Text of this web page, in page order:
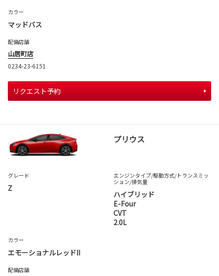
カラー
マッドバス
配備店舗
山居町店
0234-23-6151
リクエスト予約
プリウス
グレード
Z
エンジンタイプ/駆動方式/トランスミッ
ション/排気量
ハイブリッド
E-Four
CVT
2.0L
カラー
エモーショナルレッドII
配備店舗